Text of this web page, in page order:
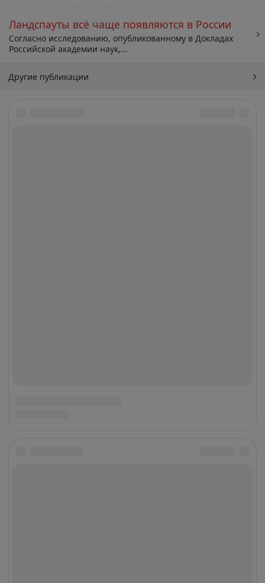
Ландспауты всё чаще появляются в России
Согласно исследованию, опубликованному в Докладах
Российской академии наук,...
Другие публикации